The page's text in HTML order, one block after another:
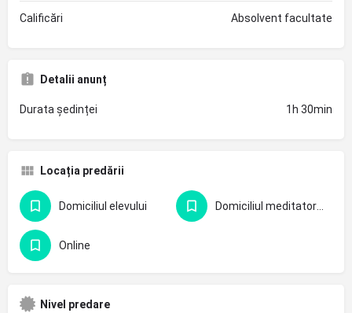
Calificări Absolvent facultate
Detalii anunț
Durata ședinței 1h 30min
Locația predării
Domiciliul elevului Domiciliul meditatorului
Online
Nivel predare